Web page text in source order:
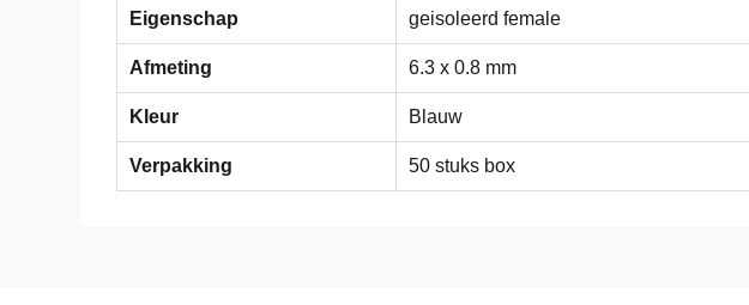
Eigenschap geisoleerd female
Afmeting 6.3 x 0.8 mm
Kleur Blauw
Verpakking 50 stuks box